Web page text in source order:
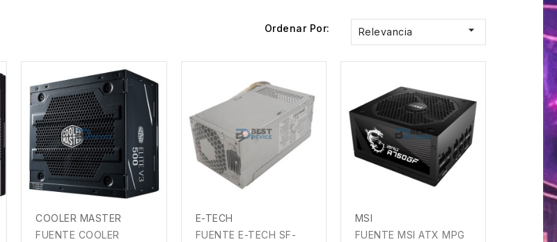
Ordenar Por: Relevancia 
COOLER MASTER
FUENTE COOLER
E-TECH
FUENTE E-TECH SF-
MSI
FUENTE MSI ATX MPG